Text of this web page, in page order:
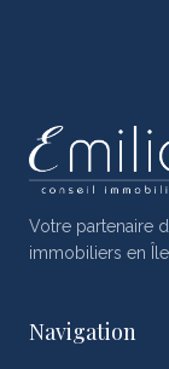
Votre partenaire
immobiliers en
Navigation